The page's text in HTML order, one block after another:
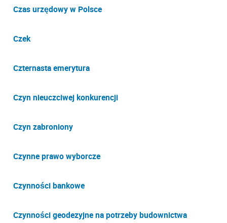
Czas urzędowy w Polsce
Czek
Czternasta emerytura
Czyn nieuczciwej konkurencji
Czyn zabroniony
Czynne prawo wyborcze
Czynności bankowe
Czynności geodezyjne na potrzeby budownictwa